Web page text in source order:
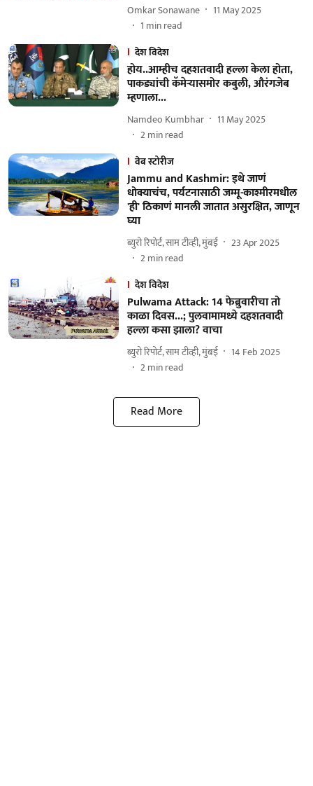
Omkar Sonawane
11 May 2025
1 min read
देश विदेश
होय..आम्हीच दहशतवादी हल्ला केला होता,
पाकड्यांची कॅमेऱ्यासमोर कबुली, औरंगजेब
म्हणाला...
Namdeo Kumbhar
11 May 2025
2min read
वेब स्टोरीज
Jammu and Kashmir: इथे जाणं
धोक्याचंच, पर्यटनासाठी जम्मू-काश्मीरमधील
'ही' ठिकाणं मानली जातात असुरक्षित, जाणून
घ्या
ब्युरो रिपोर्ट, साम टीव्ही, मुंबई
23 Apr 2025
2min read
देश विदेश
Pulwama Attack: 14 फेब्रुवारीचा तो
काळा दिवस...; पुलवामामध्ये दहशतवादी
हल्ला कसा झाला? वाचा
ब्युरो रिपोर्ट, साम टीव्ही, मुंबई
14 Feb 2025
2min read
Read More